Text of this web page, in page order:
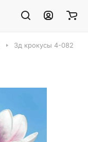
3д крокусы 4-082